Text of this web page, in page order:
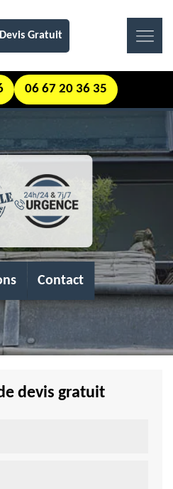
Devis Gratuit
06 67 20 36 35
Contact
devis gratuit